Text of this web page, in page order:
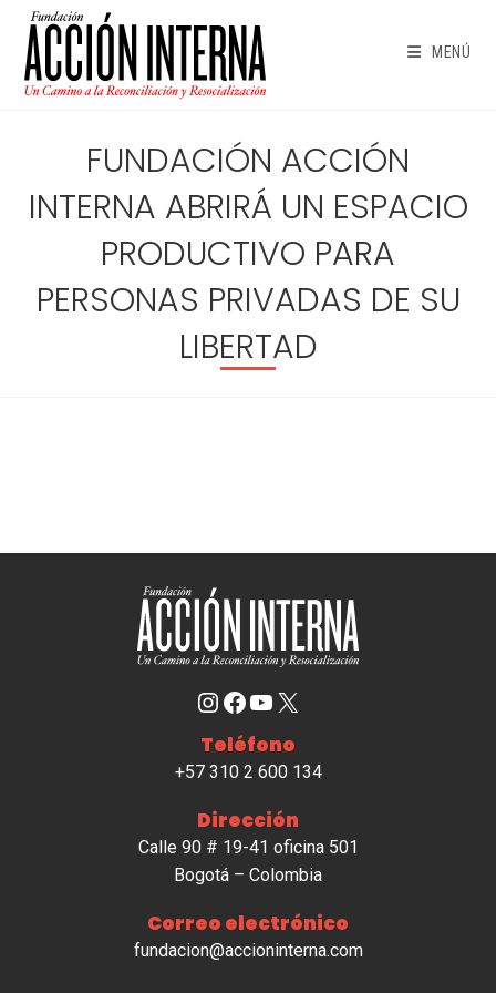
contenido
MENÚ
FUNDACIÓN ACCIÓN
INTERNA ABRIRÁ UN ESPACIO
PRODUCTIVO PARA
PERSONAS PRIVADAS DE SU
LIBERTAD
Instagram Facebook YouTube X
Teléfono
+57 310 2 600 134
Dirección
Calle 90 # 19-41 oficina 501
Bogotá – Colombia
Correo electrónico
fundacion@accioninterna.com